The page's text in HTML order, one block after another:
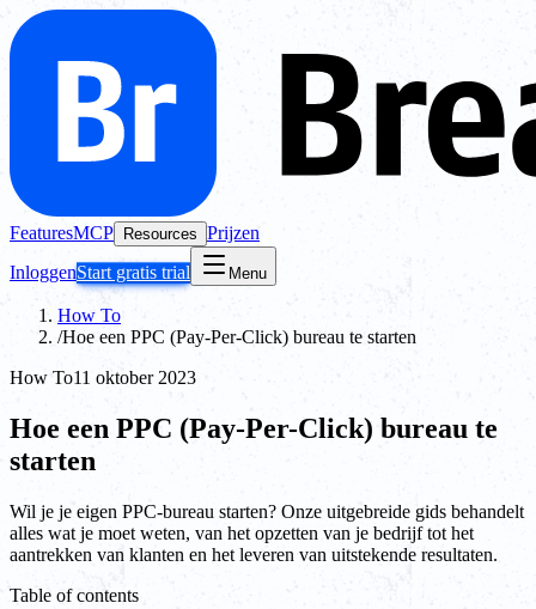
FeaturesMCP Resources Prijzen
InloggenStart gratis trial Menu
How To
/Hoe een PPC (Pay-Per-Click) bureau te starten
How To11 oktober 2023
Hoe een PPC (Pay-Per-Click) bureau te
starten
Wil je je eigen PPC-bureau starten? Onze uitgebreide gids behandelt
alles wat je moet weten, van het opzetten van je bedrijf tot het
aantrekken van klanten en het leveren van uitstekende resultaten.
Table of contents